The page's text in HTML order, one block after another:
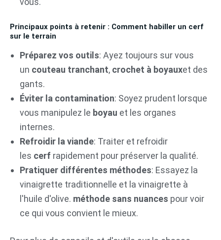
Principaux points à retenir : Comment habiller un cerf
sur le terrain
Préparez vos outils: Ayez toujours sur vous
un couteau tranchant, crochet à boyauxet des
gants.
Éviter la contamination: Soyez prudent lorsque
vous manipulez le boyau et les organes
internes.
Refroidir la viande: Traiter et refroidir
les cerf rapidement pour préserver la qualité.
Pratiquer différentes méthodes: Essayez la
vinaigrette traditionnelle et la vinaigrette à
l'huile d'olive. méthode sans nuances pour voir
ce qui vous convient le mieux.